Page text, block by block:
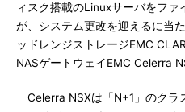
ィスク搭載のLinuxサーバをフ
が、システム更改を迎えるに当
ッドレンジストレージEMC
NASゲートウェイEMC Celerra
Celerra NSXは「N+1」のクラ